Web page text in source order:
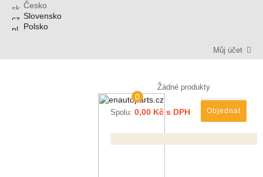
Česko
Slovensko
Polsko
Můj účet
0
Žádné produkty
Spolu: 0,00 Kč s DPH Objednat